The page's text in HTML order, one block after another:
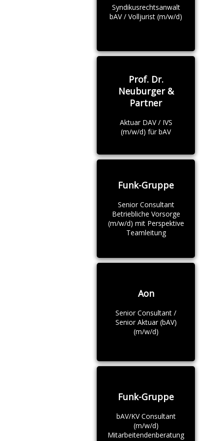
Syndikusrechtsanwalt
bAV / Volljurist (m/w/d)
Prof. Dr.
Neuburger &
Partner
Aktuar DAV / IVS
(m/w/d) für bAV
Funk-Gruppe
Senior Consultant
Betriebliche Vorsorge
(m/w/d) mit Perspektive
Teamleitung
Aon
Senior Consultant /
Senior Aktuar (bAV)
(m/w/d)
Funk-Gruppe
bAV/KV Consultant
(m/w/d)
Mitarbeitendenberatung